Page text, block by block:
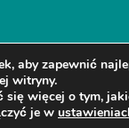
Splot Agape |
aby zapewnić
witryny.
się więcej o tym,
je w